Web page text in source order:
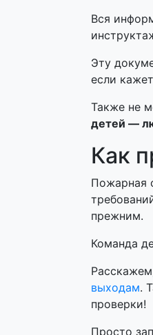
Вся
Эту
если
Также не
детей —
Как
Пожарная
прежним.
Команда
выходам.
проверки!
Просто